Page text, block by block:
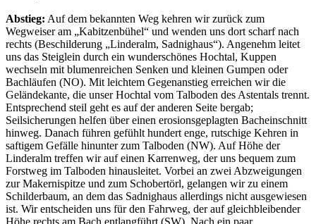
Abstieg: Auf dem bekannten Weg kehren wir zurück zum
Wegweiser am „Kabitzenbühel“ und wenden uns dort scharf nach
rechts (Beschilderung „Linderalm, Sadnighaus“). Angenehm leitet
uns das Steiglein durch ein wunderschönes Hochtal, Kuppen
wechseln mit blumenreichen Senken und kleinen Gumpen oder
Bachläufen (NO). Mit leichtem Gegenanstieg erreichen wir die
Geländekante, die unser Hochtal vom Talboden des Astentals trennt.
Entsprechend steil geht es auf der anderen Seite bergab;
Seilsicherungen helfen über einen erosionsgeplagten Bacheinschnitt
hinweg. Danach führen gefühlt hundert enge, rutschige Kehren in
saftigem Gefälle hinunter zum Talboden (NW). Auf Höhe der
Linderalm treffen wir auf einen Karrenweg, der uns bequem zum
Forstweg im Talboden hinausleitet. Vorbei an zwei Abzweigungen
zur Makernispitze und zum Schobertörl, gelangen wir zu einem
Schilderbaum, an dem das Sadnighaus allerdings nicht ausgewiesen
ist. Wir entscheiden uns für den Fahrweg, der auf gleichbleibender
Höhe rechts am Bach entlangführt (SW). Nach ein paar